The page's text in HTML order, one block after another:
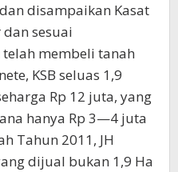
disampaikan Kasat
sesuai
membeli tanah
KSB seluas 1,9
Rp 12 juta, yang
hanya Rp 3—4 juta
Tahun 2011, JH
dijual bukan 1,9 Ha